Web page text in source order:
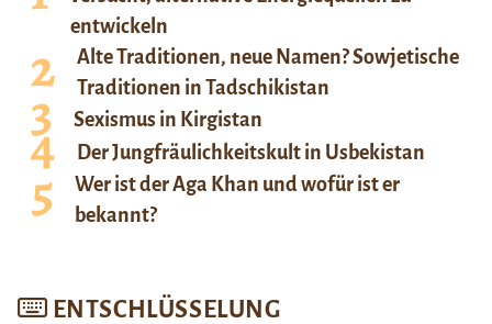
entwickeln
Alte Traditionen, neue Namen? Sowjetische
Traditionen in Tadschikistan
Sexismus in Kirgistan
Der Jungfräulichkeitskult in Usbekistan
Wer ist der Aga Khan und wofür ist er
bekannt?
ENTSCHLÜSSELUNG